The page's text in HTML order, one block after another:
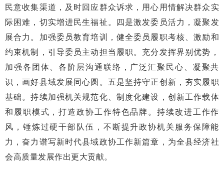
民意收集渠道，及时回应群众诉求，用心用情解决群众实
际困难，切实增进民生福祉。四是激发委员活力，凝聚发
展合力。加强委员教育培训，健全委员履职考核、激励和
约束机制，引导委员主动担当履职。充分发挥界别优势，
加强各团体、各阶层沟通联络，广泛汇聚民心、凝聚共
识，画好县域发展同心圆。五是坚持守正创新，夯实履职
基础。持续加强机关规范化、制度化建设，创新工作载体
和履职模式，打造政协工作特色品牌。持续改进工作作
风，锤炼过硬干部队伍，不断提升政协机关服务保障能
力，奋力谱写新时代县域政协工作新篇章，为全县经济社
会高质量发展作出更大贡献。